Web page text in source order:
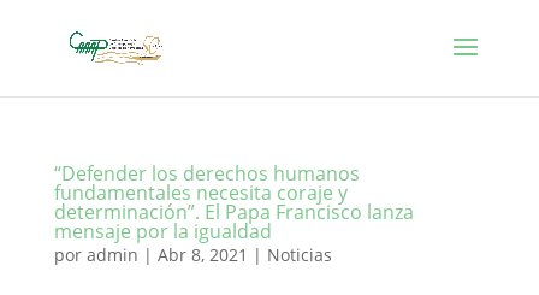
“Defender los derechos humanos
fundamentales necesita coraje y
determinación”. El Papa Francisco lanza
mensaje por la igualdad
por admin | Abr 8, 2021 | Noticias